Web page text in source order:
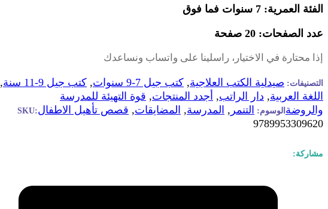
الفئة العمرية: 7 سنوات فما فوق
عدد الصفحات: 20 صفحة
إذا محتارة في الاختيار، راسلينا على واتساب ونساعدك
التصنيفات: صيدلية الكتب العلاجية, كتب جيل 7-9 سنوات , كتب جيل 9-11 سنة
,
اللغة العربية, دار الراتب, أجدد المنتجات, قوة التهيئة للمدرسة
والروضة الوسوم: التنمر , المدرسة, المضايقات, قصص تأهيل الاطفالSKU:
9789953309620
مشاركة: